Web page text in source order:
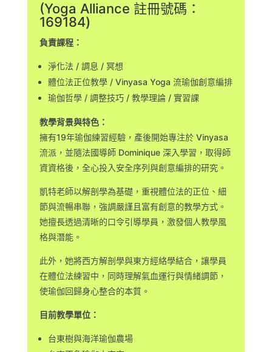
(Yoga Alliance 註冊號碼：
169184)
負責課程：
淨化法 / 調息 / 冥想
體位法正位教學 / Vinyasa Yoga 流瑜伽創意編排
瑜伽哲學 / 調整技巧 / 教學理論 / 實習課
教學背景與特色：
擁有19年瑜伽練習經驗，產後開始專注於 Vinyasa
流派，並隨法國導師 Dominique 深入學習，取得師
資資格後，全心投入安全序列與創意編排的研究。
凱特老師以解剖學為基礎，重視體位法的正位、細
節與流暢串聯，強調嚴謹且富有創意的教學方式。
她擅長透過清晰的口令引導學員，激發個人教學風
格與潛能。
此外，她將西方解剖學與東方經絡學結合，讓學員
在體位法練習中，同時理解氣血運行與情緒調節，
使瑜伽回歸身心整合的本質。
目前教學單位：
台東樹與海洋瑜伽農場